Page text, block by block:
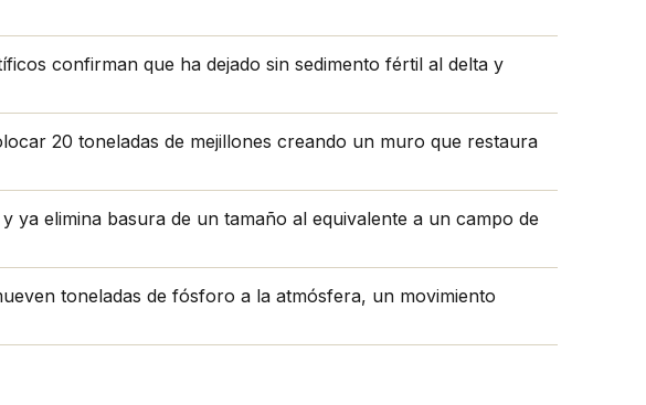
confirman que ha dejado sin sedimento fértil al delta y
20 toneladas de mejillones creando un muro que restaura
elimina basura de un tamaño al equivalente a un campo de
toneladas de fósforo a la atmósfera, un movimiento